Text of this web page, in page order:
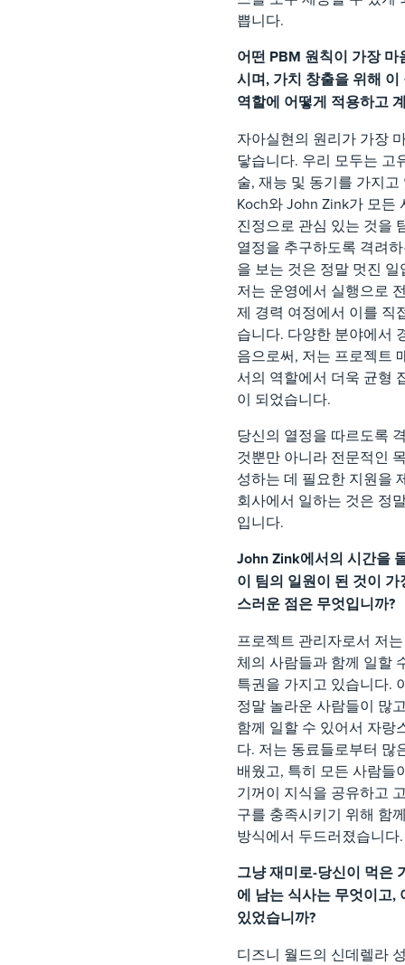
쁩니다.
어떤 PBM 원칙이 가장 마
시며, 가치 창출을 위해 이
역할에 어떻게 적용하고
자아실현의 원리가 가장
닿습니다. 우리 모두는 고
술, 재능 및 동기를 가지고
Koch와 John Zink가 모든
진정으로 관심 있는 것을
열정을 추구하도록 격려
을 보는 것은 정말 멋진 일
저는 운영에서 실행으로
제 경력 여정에서 이를 직
습니다. 다양한 분야에서
음으로써, 저는 프로젝트
서의 역할에서 더욱 균형
이 되었습니다.
당신의 열정을 따르도록
것뿐만 아니라 전문적인
성하는 데 필요한 지원을
회사에서 일하는 것은 정
입니다.
John Zink에서의 시간을
이 팀의 일원이 된 것이 가
스러운 점은 무엇입니까?
프로젝트 관리자로서 저
체의 사람들과 함께 일할
특권을 가지고 있습니다.
정말 놀라운 사람들이 많
함께 일할 수 있어서 자랑
다. 저는 동료들로부터 많
배웠고, 특히 모든 사람들
기꺼이 지식을 공유하고
구를 충족시키기 위해 함
방식에서 두드러졌습니
그냥 재미로-당신이 먹은
에 남는 식사는 무엇이고,
있었습니까?
디즈니 월드의 신데렐라